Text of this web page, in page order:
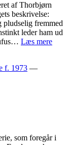
af Thorbjørn
beskrivelse:
pludselig fremmed
leder ham ud
Læs mere
f. 1973 —
som foregår i